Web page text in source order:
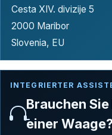
Cesta XIV. divizije 5
2000 Maribor
Slovenia, EU
INTEGRIERTER
Brauchen
einer